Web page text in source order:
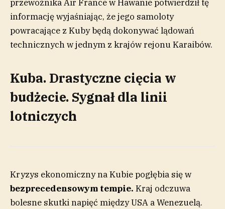
przewoźnika Air France w Hawanie potwierdził tę
informację wyjaśniając, że jego samoloty
powracające z Kuby będą dokonywać lądowań
technicznych w jednym z krajów rejonu Karaibów.
Kuba. Drastyczne cięcia w
budżecie. Sygnał dla linii
lotniczych
Kryzys ekonomiczny na Kubie pogłębia się w
bezprecedensowym tempie. Kraj odczuwa
bolesne skutki napięć między USA a Wenezuelą.